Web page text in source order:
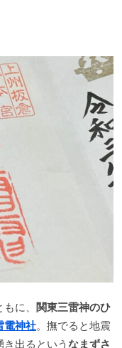
に、
関東三雷神のひ
電神社。撫でると地震
出るという なまずさ